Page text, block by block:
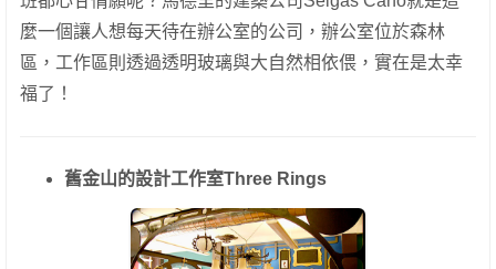
麼一個讓人想每天待在辦公室的公司，辦公室位於森林
區，工作區則透過透明玻璃與大自然相依偎，實在是太幸
福了！
舊金山的設計工作室Three Rings